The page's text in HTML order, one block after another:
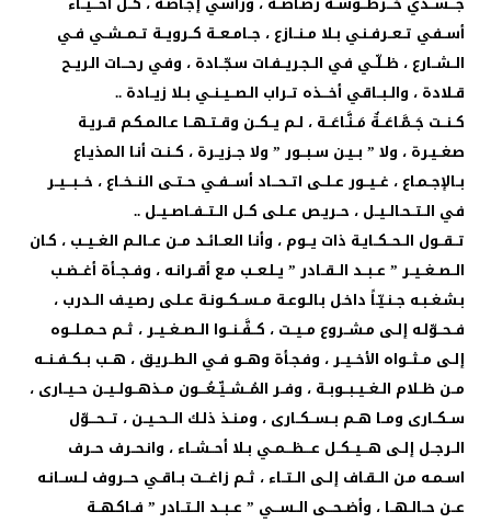
أســفـي تــعــرفــنـي بــلا مــنــازع ، جــامــعــة كــرويــة تــمــشــي فــي
الــشــارع ، ظــلّــي فـي الــجـريــفـات سـجّــادة ، وفـي رحـــات الـريــح
قــلادة ، والــبــاقـي أخـــذه تــراب الـصــيــنــي بــلا زيــادة ..
كــنــت جَــمَّـاعَــةٌ مَــنَّـاعَــة ، لــم يــكــن وقــتــهــا عـالـمـكـم قــريـة
صـغــيـرة ، ولا ” بــيـن ســبــور ” ولا جــزيــرة ، كــنـت أنـا الـمذيـاع
بــالإجــمـاع ، غــيــور عــلــى اتــحـــاد أســـفــي حــتــى الـنــخــاع ، خـــبـــيــر
فـي الــتــحـالــيــل ، حــريـص عــلـى كــل الــتــفــاصــيــل ..
تــقــول الــحــكــايـة ذات يــوم ، وأنـا الـعــائــد مــن عــالــم الـغــيــب ، كـان
الــصــغــيــر ” عــبــد الــقــادر ” يــلـعــب مـع أقــرانـه ، وفــجــأة أغــضـب
بـشـغــبـه جــنـيّـاً داخـل بـالـوعـة مــســكــونـة عــلـى رصـيـف الــدرب ،
فــحــوّلـه إلــى مـشــروع مــيــت ، كــفَّــنــوا الــصــغــيــر ، ثــم حــمــلــوه
إلــى مــثــواه الأخــيــر ، وفـجـأة وهــو فــي الـطــريـق ، هــب بــكــفــنــه
مــن ظــلام الــغــيــبــوبــة ، وفــر المُــشــيِّــعُـــون مــذهــولــيــن حــيــارى ،
ســكــارى ومــا هــم بــســكــارى ، ومـنـذ ذلـك الـــحــيــن ، تـــحـــوّل
الــرجــل إلــى هـــيــكــل عـــظـــمــي بــلا أحــشــاء ، وانـحــرف حــرف
اســمـه مـن الــقـاف إلــى الــتــاء ، ثــم زاغـــت بــاقــي حـــروف لــســانـه
عــن حــالــهــا ، وأضــحـــى الــســـي ” عــبــد الــتــادر ” فــاكـهــة